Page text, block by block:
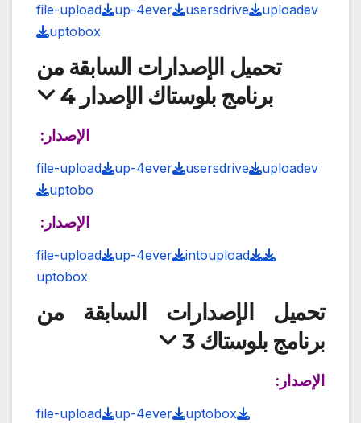
file-upload up-4ever usersdrive
uploadev
uptobox
تحميل الإصدارات السابقة من
برنامج بلوستاك الإصدار 4
الإصدار:
file-upload up-4ever usersdrive
uploadev
uptobo
الإصدار:
file-upload up-4ever
intoupload
uptobox
تحميل الإصدارات السابقة من
برنامج بلوستاك 3
الإصدار:
file-upload up-4ever uptobox